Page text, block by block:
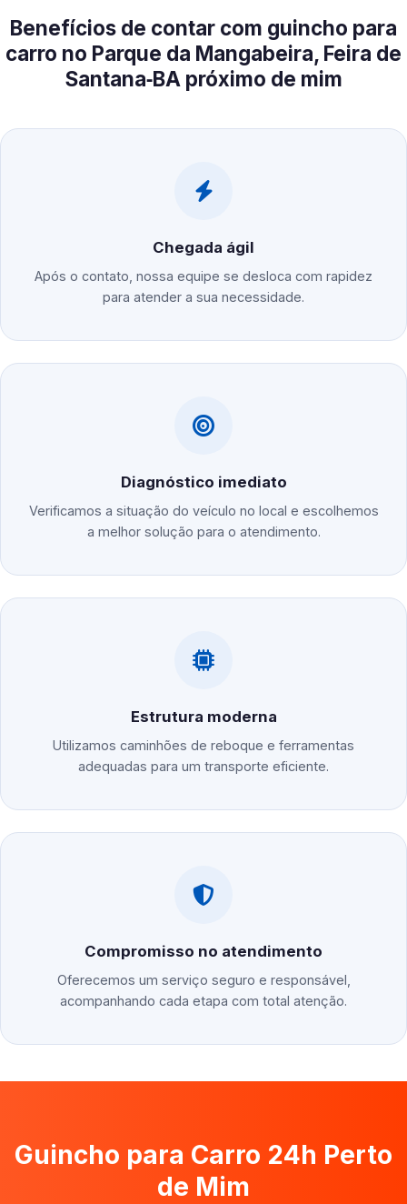
Benefícios de contar com guincho para
carro no Parque da Mangabeira, Feira de
Santana‑BA próximo de mim
Chegada ágil
Após o contato, nossa equipe se desloca com rapidez
para atender a sua necessidade.
Diagnóstico imediato
Verificamos a situação do veículo no local e escolhemos
a melhor solução para o atendimento.
Estrutura moderna
Utilizamos caminhões de reboque e ferramentas
adequadas para um transporte eficiente.
Compromisso no atendimento
Oferecemos um serviço seguro e responsável,
acompanhando cada etapa com total atenção.
Guincho para Carro 24h Perto
de Mim